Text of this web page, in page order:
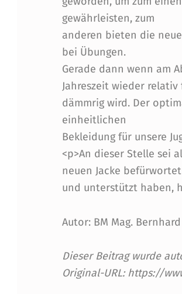
U
T
Z
J
A
C
K
E
N
F
Ü
gewährleisten, zum
anderen bieten die
bei Übungen.
Gerade dann wenn am
Jahreszeit wieder relativ
dämmrig wird. Der
einheitlichen
Bekleidung für unsere
<p>An dieser Stelle sei
neuen Jacke befürwortet
und unterstützt haben,
Autor: BM Mag.
Dieser Beitrag wurde
Original-URL: https://